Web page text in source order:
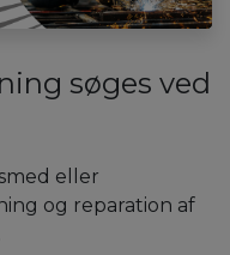
søges ved
eller
og reparation af